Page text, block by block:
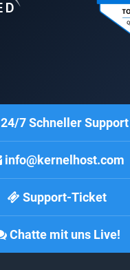
24/7 Schneller Support
info@kernelhost.com
Support-Ticket
Chatte mit uns Live!